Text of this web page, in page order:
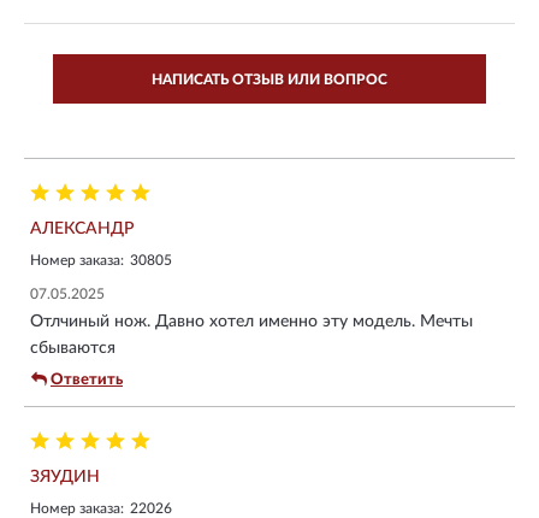
НАПИСАТЬ ОТЗЫВ ИЛИ ВОПРОС
АЛЕКСАНДР
Номер заказа: 30805
07.05.2025
Отлчиный нож. Давно хотел именно эту модель. Мечты
сбываются
Ответить
ЗЯУДИН
Номер заказа: 22026